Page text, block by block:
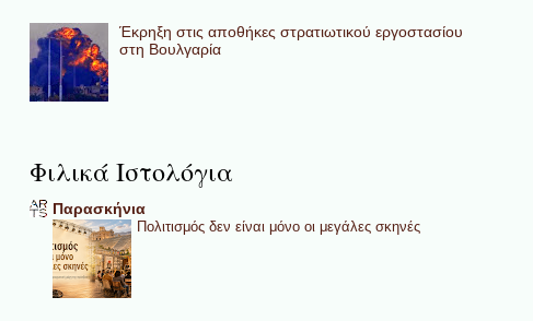
Έκρηξη στις αποθήκες στρατιωτικού εργοστασίου
στη Βουλγαρία
Φιλικά Ιστολόγια
Παρασκήνια
Πολιτισμός δεν είναι μόνο οι μεγάλες σκηνές